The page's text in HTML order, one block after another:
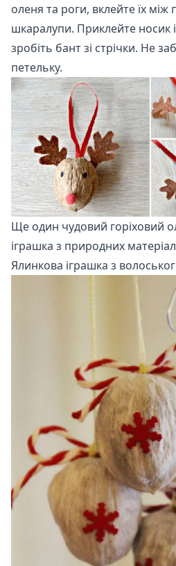
оленя та роги, вклейте їх
шкаралупи. Приклейте носик
зробіть бант зі стрічки. Не
петельку.
Ще один чудовий горіховий
іграшка з природних
Ялинкова іграшка з